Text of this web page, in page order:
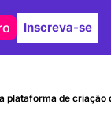
Inscreva-se
plataforma de criação